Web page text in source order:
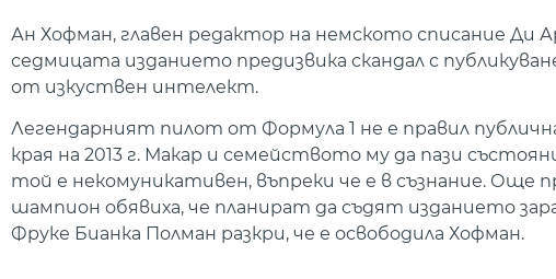
Ан Хофман, главен редактор на немското списание Ди
седмицата изданието предизвика скандал с
от изкуствен интелект.
Легендарният пилот от Формула 1 не е правил
края на 2013 г. Макар и семейството му да пази
той е некомуникативен, въпреки че е в съзнание. Още
шампион обявиха, че планират да съдят изданието
Фруке Бианка Полман разкри, че е освободила Хофман.